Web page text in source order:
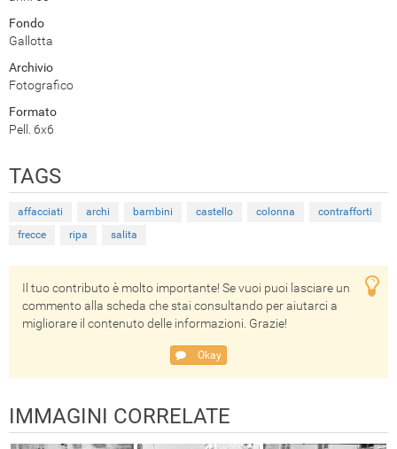
Fondo
Gallotta
Archivio
Fotografico
Formato
Pell. 6x6
TAGS
affacciati archi bambini castello colonna
contrafforti
frecce
ripa salita
Il tuo contributo è molto importante! Se vuoi puoi lasciare un
commento alla scheda che stai consultando per aiutarci a
migliorare il contenuto delle informazioni. Grazie!
Okay
IMMAGINI CORRELATE